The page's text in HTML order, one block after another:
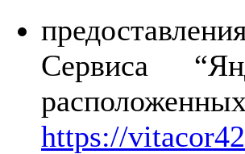
Сервиса
https://